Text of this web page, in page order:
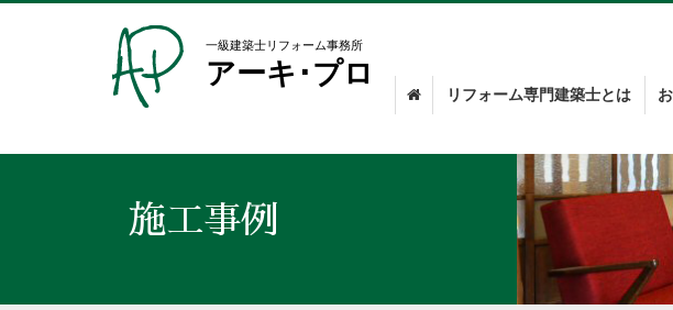
一級建築士リフォーム事務所
アーキ･プロ
リフォーム専門建築士とは
施工事例